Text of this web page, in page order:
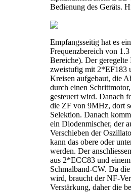
Bedienung des Geräts.
Empfangsseitig hat es
Frequenzbereich von
Bereiche). Der
zweistufig mit 2*EF183
Kreisen aufgebaut, die
durch einen
gesteuert wird. Danach
die ZF von 9MHz, dort
Selektion. Danach
ein Diodenmischer, der
Verschieben der
kann das obere oder
werden. Der
aus 2*ECC83 und
Schmalband-CW. Da
wird, braucht der NF-
Verstärkung, daher die